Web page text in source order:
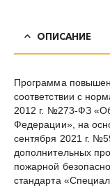
объектах
защиты,
к
категориям
повышенной
пожароопасности
ОПИСАНИЕ
Программа
соответствии с
2012 г. №273-ФЗ
Федерации», на
сентября 2021 г.
дополнительных
пожарной
стандарта